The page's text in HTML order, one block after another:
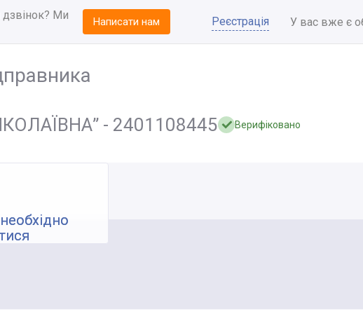
дзвінок? Ми
Написати нам Реєстрація У вас вже є
- 2401108445 Верифіковано